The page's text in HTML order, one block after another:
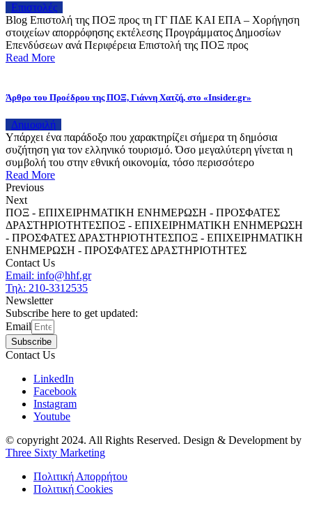
Επιστολές
Blog Επιστολή της ΠΟΞ προς τη ΓΓ ΠΔΕ ΚΑΙ ΕΠΑ – Χορήγηση
στοιχείων απορρόφησης εκτέλεσης Προγράμματος Δημοσίων
Επενδύσεων ανά Περιφέρεια Επιστολή της ΠΟΞ προς
Read More
Άρθρο του Προέδρου της ΠΟΞ, Γιάννη Χατζή, στο «Insider.gr»
Δημοφιλή
Υπάρχει ένα παράδοξο που χαρακτηρίζει σήμερα τη δημόσια
συζήτηση για τον ελληνικό τουρισμό. Όσο μεγαλύτερη γίνεται η
συμβολή του στην εθνική οικονομία, τόσο περισσότερο
Read More
Previous
Next
ΠΟΞ - ΕΠΙΧΕΙΡΗΜΑΤΙΚΗ ΕΝΗΜΕΡΩΣΗ - ΠΡΟΣΦΑΤΕΣ
ΔΡΑΣΤΗΡΙΟΤΗΤΕΣΠΟΞ - ΕΠΙΧΕΙΡΗΜΑΤΙΚΗ ΕΝΗΜΕΡΩΣΗ
- ΠΡΟΣΦΑΤΕΣ ΔΡΑΣΤΗΡΙΟΤΗΤΕΣΠΟΞ - ΕΠΙΧΕΙΡΗΜΑΤΙΚΗ
ΕΝΗΜΕΡΩΣΗ - ΠΡΟΣΦΑΤΕΣ ΔΡΑΣΤΗΡΙΟΤΗΤΕΣ
Contact Us
Email: info@hhf.gr
Τηλ: 210-3312535
Newsletter
Subscribe here to get updated:
Email
Subscribe
Contact Us
LinkedIn
Facebook
Instagram
Youtube
© copyright 2024. All Rights Reserved. Design & Development by
Three Sixty Marketing
Πολιτική Απορρήτου
Πολιτική Cookies